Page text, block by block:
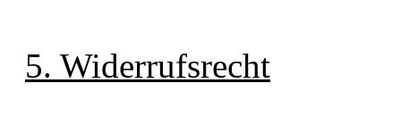
5. Widerrufsrecht